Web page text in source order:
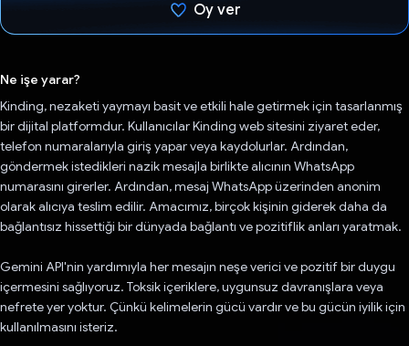
Oy ver
Ne işe yarar?
Kinding, nezaketi yaymayı basit ve etkili hale getirmek için tasarlanmış
bir dijital platformdur. Kullanıcılar Kinding web sitesini ziyaret eder,
telefon numaralarıyla giriş yapar veya kaydolurlar. Ardından,
göndermek istedikleri nazik mesajla birlikte alıcının WhatsApp
numarasını girerler. Ardından, mesaj WhatsApp üzerinden anonim
olarak alıcıya teslim edilir. Amacımız, birçok kişinin giderek daha da
bağlantısız hissettiği bir dünyada bağlantı ve pozitiflik anları yaratmak.
Gemini API'nin yardımıyla her mesajın neşe verici ve pozitif bir duygu
içermesini sağlıyoruz. Toksik içeriklere, uygunsuz davranışlara veya
nefrete yer yoktur. Çünkü kelimelerin gücü vardır ve bu gücün iyilik için
kullanılmasını isteriz.